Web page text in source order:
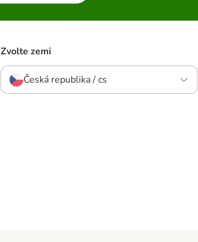
Zvolte zemi
Česká republika / cs